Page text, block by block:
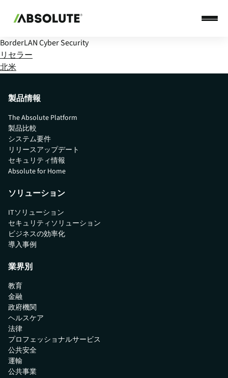
BorderLAN Cyber Security
リセラー
北米
製品情報
The Absolute Platform
製品比較
システム要件
リリースアップデート
セキュリティ情報
Absolute for Home
ソリューション
ITソリューション
セキュリティソリューション
ビジネスの効率化
導入事例
業界別
教育
金融
政府機関
ヘルスケア
法律
プロフェッショナルサービス
公共安全
運輸
公共事業